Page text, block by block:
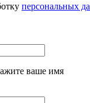
персональных
ваше имя